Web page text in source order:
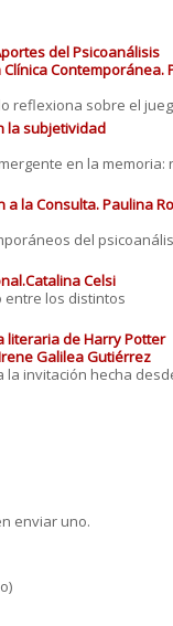
del Psicoanálisis
Contemporánea.
reflexiona sobre el
la subjetividad
en la memoria:
a la Consulta. Paulina
del
Celsi
entre los distintos
literaria de Harry Potter
Galilea Gutiérrez
la invitación hecha
enviar uno.